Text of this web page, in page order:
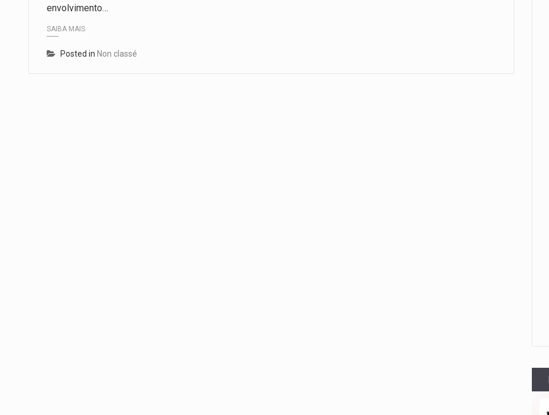
envolvimento…
SAIBA MAIS
Posted in Non classé